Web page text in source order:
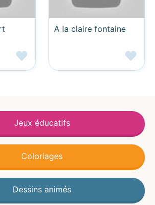
A la claire fontaine
Jeux éducatifs
Coloriages
Dessins animés